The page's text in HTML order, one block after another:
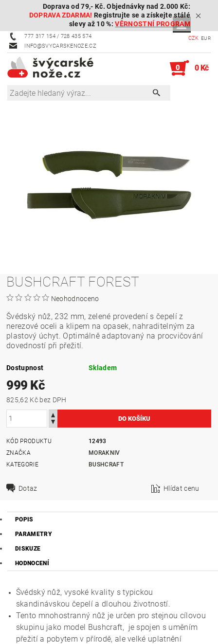
Doprava od 79,- Kč. Objednávky nad 2.000 Kč:
DOPRAVA ZDARMA! Registrujte se a získejte stálé
slevy až 10 %:VĚRNOSTNÍ PROGRAM
777 317 154 / 728 435 574
INFO@SVYCARSKENOZE.CZ
CZK EUR
0 0 Kč
BUSHCRAFT FOREST
Neohodnoceno
Švédský nůž, 232 mm, zelené provedení s čepelí z
nerezové oceli a klipem na opasek, nahraditelným za
plastový úchyt. Optimálně adaptovaný na procvičování
dovedností při přežití.
Dostupnost Skladem
999 Kč
825,62 Kč bez DPH
KÓD PRODUKTU
12493
ZNAČKA
MORAKNIV
KATEGORIE
BUSHCRAFT
Dotaz Hlídat cenu
POPIS
PARAMETRY
DISKUZE
HODNOCENÍ
Švédský nůž, vysoké kvality s typickou
skandinávskou čepelí a dlouhou životností.
Tento mnohostranný nůž je určen pro stejnou cílovou
skupinu jako model Bushcraft, je spojen s uměním
přežití a pobytem v přírodě, ale velké uplatnění